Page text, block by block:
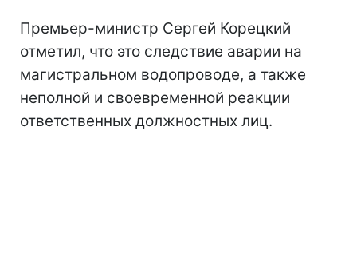
Премьер-министр Сергей Корецкий
отметил, что это следствие аварии на
магистральном водопроводе, а также
неполной и своевременной реакции
ответственных должностных лиц.